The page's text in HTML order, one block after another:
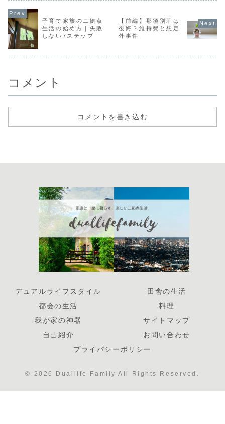
も魅力。さらに、
夏は涼しい1階、
冬は暖かい2階
と、季節で寝る場
所を変える柔軟性
も。車中泊にも使
の実例や、デメリ
家事協力の工夫）
も詳しく紹介しま
記事では、実際に
物件を探したきっ
かけや体験談を紹
介。初めて別荘を
夢見る方に向けた
子育て家族の二拠点
生活の始め方｜失敗
しない7ステップ
【前編】那須別荘は
後悔？維持費と想定
外事件
コメント
コメントを書き込む
デュアルライフスタイル
田舎の生活
都会の生活
料理
我が家の神器
サイトマップ
自己紹介
お問い合わせ
プライバシーポリシー
© 2026 Duallife Family All Rights Reserved.